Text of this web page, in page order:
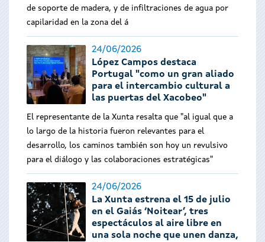
de soporte de madera, y de infiltraciones de agua por
capilaridad en la zona del á
24/06/2026
López Campos destaca
Portugal "como un gran aliado
para el intercambio cultural a
las puertas del Xacobeo"
El representante de la Xunta resalta que "al igual que a
lo largo de la historia fueron relevantes para el
desarrollo, los caminos también son hoy un revulsivo
para el diálogo y las colaboraciones estratégicas"
24/06/2026
La Xunta estrena el 15 de julio
en el Gaiás ‘Noitear’, tres
espectáculos al aire libre en
una sola noche que unen danza,